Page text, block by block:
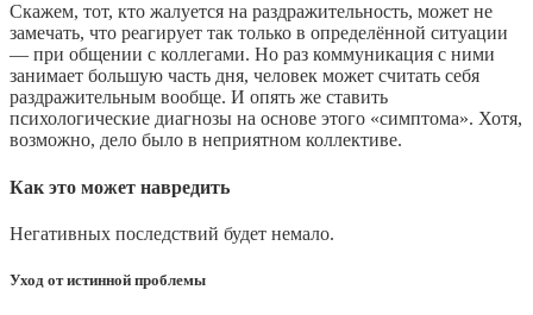
Скажем, тот, кто жалуется на раздражительность, может не
замечать, что реагирует так только в определённой ситуации
― при общении с коллегами. Но раз коммуникация с ними
занимает большую часть дня, человек может считать себя
раздражительным вообще. И опять же ставить
психологические диагнозы на основе этого «симптома». Хотя,
возможно, дело было в неприятном коллективе.
Как это может навредить
Негативных последствий будет немало.
Уход от истинной проблемы